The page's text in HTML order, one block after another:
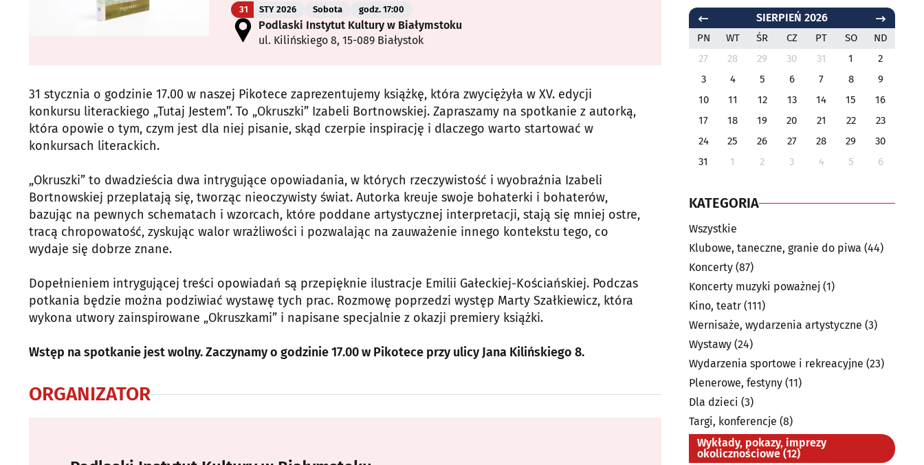
31 STY 2026 Sobota godz. 17:00
Podlaski Instytut Kultury w Białymstoku
ul. Kilińskiego 8, 15-089 Białystok
31 stycznia o godzinie 17.00 w naszej Pikotece zaprezentujemy książkę, która zwyciężyła w XV. edycji
konkursu literackiego „Tutaj Jestem”. To „Okruszki” Izabeli Bortnowskiej. Zapraszamy na spotkanie z autorką,
która opowie o tym, czym jest dla niej pisanie, skąd czerpie inspirację i dlaczego warto startować w
konkursach literackich.
„Okruszki” to dwadzieścia dwa intrygujące opowiadania, w których rzeczywistość i wyobraźnia Izabeli
Bortnowskiej przeplatają się, tworząc nieoczywisty świat. Autorka kreuje swoje bohaterki i bohaterów,
bazując na pewnych schematach i wzorcach, które poddane artystycznej interpretacji, stają się mniej ostre,
tracą chropowatość, zyskując walor wrażliwości i pozwalając na zauważenie innego kontekstu tego, co
wydaje się dobrze znane.
Dopełnieniem intrygującej treści opowiadań są przepięknie ilustracje Emilii Gałeckiej-Kościańskiej. Podczas
potkania będzie można podziwiać wystawę tych prac. Rozmowę poprzedzi występ Marty Szałkiewicz, która
wykona utwory zainspirowane „Okruszkami” i napisane specjalnie z okazji premiery książki.
Wstęp na spotkanie jest wolny. Zaczynamy o godzinie 17.00 w Pikotece przy ulicy Jana Kilińskiego 8.
ORGANIZATOR
SIERPIEŃ 2026
PN WT ŚR CZ PT SO
ND
27
28 29 30 31 1
2
3
4 5 6 7 8
9
10
11 12 13 14 15
16
17
18 19 20 21 22
23
24
25 26 27 28 29
30
31
1 2 3 4 5 6
KATEGORIA
Wszystkie
Klubowe, taneczne, granie do piwa (44)
Koncerty (87)
Koncerty muzyki poważnej (1)
Kino, teatr (111)
Wernisaże, wydarzenia artystyczne (3)
Wystawy (24)
Wydarzenia sportowe i rekreacyjne (23)
Plenerowe, festyny (11)
Dla dzieci (3)
Targi, konferencje (8)
Wykłady, pokazy, imprezy
okolicznościowe (12)